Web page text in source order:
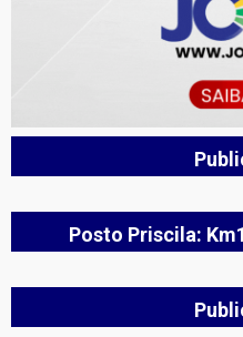
Posto Priscila: